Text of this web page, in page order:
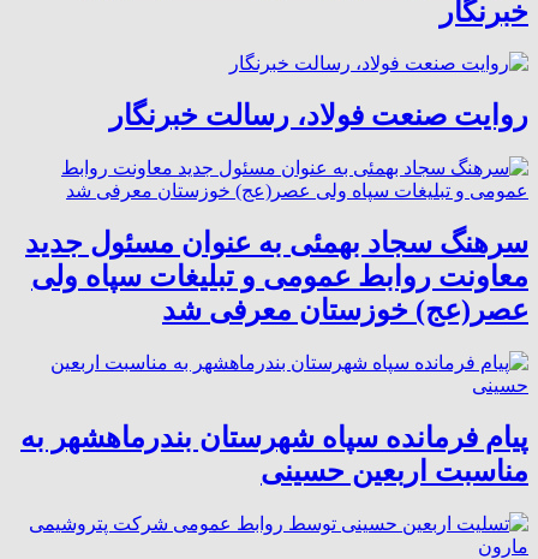
خبرنگار
روایت صنعت فولاد،‌ رسالت خبرنگار
سرهنگ سجاد بهمئی به عنوان مسئول جدید
معاونت روابط عمومی و تبلیغات سپاه ولی
عصر(عج) خوزستان معرفی شد
پیام فرمانده سپاه شهرستان بندرماهشهر به
مناسبت اربعین حسینی